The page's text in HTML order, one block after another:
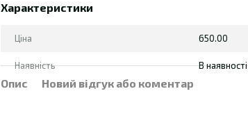
Характеристики
Ціна 650.00
Наявність В наявності
Опис Новий відгук або коментар